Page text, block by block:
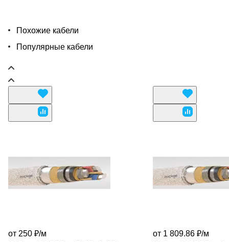
Похожие кабели
Популярные кабели
от 250 ₽/м
от 1 809.86 ₽/м